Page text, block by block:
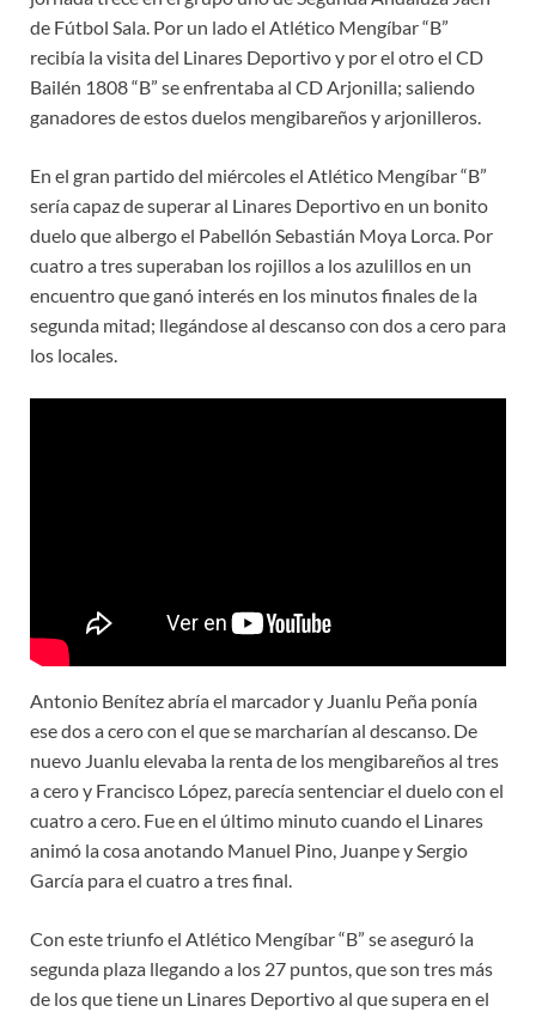
de Fútbol Sala. Por un lado el Atlético Mengíbar “B”
recibía la visita del Linares Deportivo y por el otro el CD
Bailén 1808 “B” se enfrentaba al CD Arjonilla; saliendo
ganadores de estos duelos mengibareños y arjonilleros.
En el gran partido del miércoles el Atlético Mengíbar “B”
sería capaz de superar al Linares Deportivo en un bonito
duelo que albergo el Pabellón Sebastián Moya Lorca. Por
cuatro a tres superaban los rojillos a los azulillos en un
encuentro que ganó interés en los minutos finales de la
segunda mitad; llegándose al descanso con dos a cero para
los locales.
Antonio Benítez abría el marcador y Juanlu Peña ponía
ese dos a cero con el que se marcharían al descanso. De
nuevo Juanlu elevaba la renta de los mengibareños al tres
a cero y Francisco López, parecía sentenciar el duelo con el
cuatro a cero. Fue en el último minuto cuando el Linares
animó la cosa anotando Manuel Pino, Juanpe y Sergio
García para el cuatro a tres final.
Con este triunfo el Atlético Mengíbar “B” se aseguró la
segunda plaza llegando a los 27 puntos, que son tres más
de los que tiene un Linares Deportivo al que supera en el